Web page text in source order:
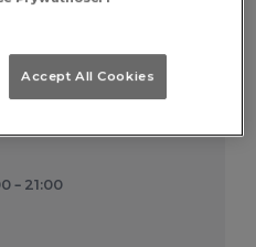
w Parku
wzornictwo łączy
– 21:00
Accept All Cookies